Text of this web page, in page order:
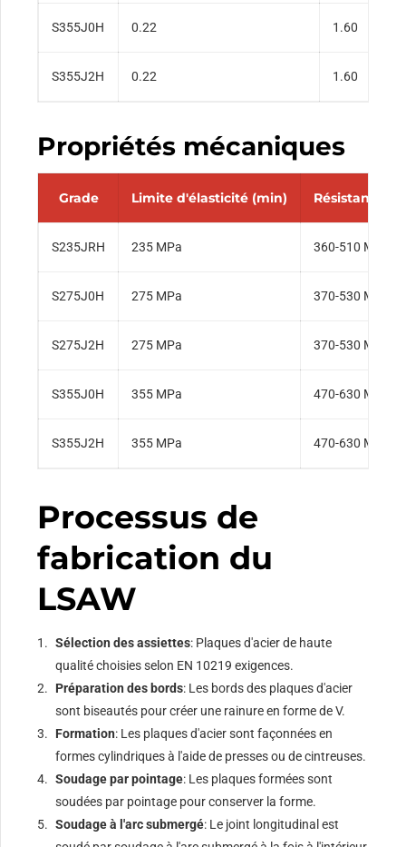
S355J0H 0.22 1.60
S355J2H 0.22 1.60
Propriétés mécaniques
Grade Limite d'élasticité (min) Résistance à
S235JRH 235 MPa 360-510 MPa
S275J0H 275 MPa 370-530 MPa
S275J2H 275 MPa 370-530 MPa
S355J0H 355 MPa 470-630 MPa
S355J2H 355 MPa 470-630 MPa
Processus de
fabrication du
LSAW
Sélection des assiettes: Plaques d'acier de haute
qualité choisies selon EN 10219 exigences.
Préparation des bords: Les bords des plaques d'acier
sont biseautés pour créer une rainure en forme de V.
Formation: Les plaques d'acier sont façonnées en
formes cylindriques à l'aide de presses ou de cintreuses.
Soudage par pointage: Les plaques formées sont
soudées par pointage pour conserver la forme.
Soudage à l'arc submergé: Le joint longitudinal est